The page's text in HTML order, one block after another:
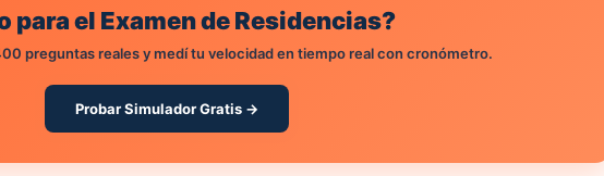
para el Examen de Residencias?
preguntas reales y medí tu velocidad en tiempo real con cronómetro.
Probar Simulador Gratis →